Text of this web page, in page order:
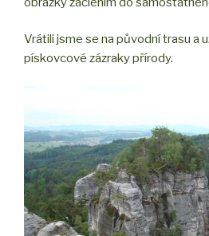
Vrátili jsme se na původní trasu a
pískovcové zázraky přírody.